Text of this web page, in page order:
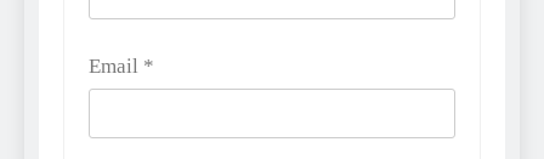
Email *